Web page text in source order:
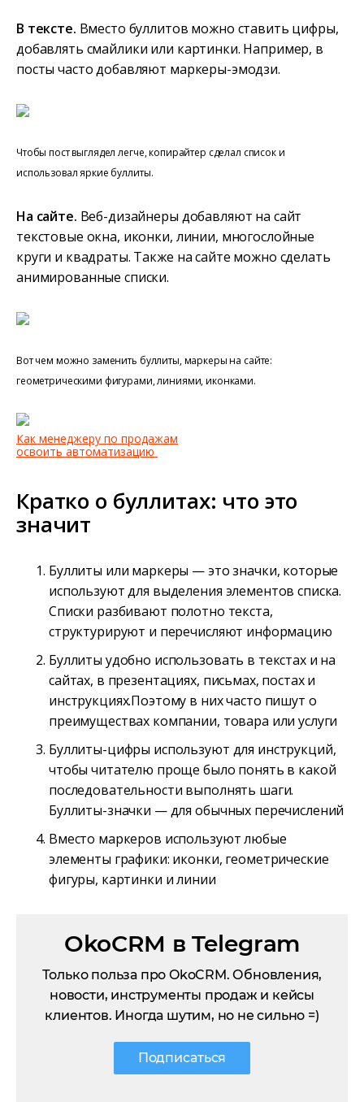
В тексте. Вместо буллитов можно ставить цифры,
добавлять смайлики или картинки. Например, в
посты часто добавляют маркеры-эмодзи.
Чтобы пост выглядел легче, копирайтер сделал список и
использовал яркие буллиты.
На сайте. Веб-дизайнеры добавляют на сайт
текстовые окна, иконки, линии, многослойные
круги и квадраты. Также на сайте можно сделать
анимированные списки.
Вот чем можно заменить буллиты, маркеры на сайте:
геометрическими фигурами, линиями, иконками.
Как менеджеру по продажам
освоить автоматизацию
Кратко о буллитах: что это
значит
Буллиты или маркеры — это значки, которые
используют для выделения элементов списка.
Списки разбивают полотно текста,
структурируют и перечисляют информацию
Буллиты удобно использовать в текстах и на
сайтах, в презентациях, письмах, постах и
инструкциях.Поэтому в них часто пишут о
преимуществах компании, товара или услуги
Буллиты-цифры используют для инструкций,
чтобы читателю проще было понять в какой
последовательности выполнять шаги.
Буллиты-значки — для обычных перечислений
Вместо маркеров используют любые
элементы графики: иконки, геометрические
фигуры, картинки и линии
OkoCRM в Telegram
Только польза про OkoCRM. Обновления,
новости, инструменты продаж и кейсы
клиентов. Иногда шутим, но не сильно =)
Подписаться